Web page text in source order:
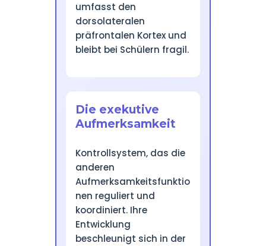
umfasst den
dorsolateralen
präfrontalen Kortex und
bleibt bei Schülern fragil.
Die exekutive
Aufmerksamkeit
Kontrollsystem, das die
anderen
Aufmerksamkeitsfunktio
nen reguliert und
koordiniert. Ihre
Entwicklung
beschleunigt sich in der